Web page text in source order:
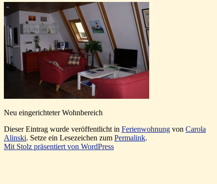
Neu eingerichteter Wohnbereich
Dieser Eintrag wurde veröffentlicht in Ferienwohnung von Carola
Alinski. Setze ein Lesezeichen zum Permalink.
Mit Stolz präsentiert von WordPress